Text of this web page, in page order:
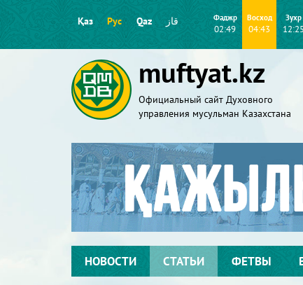
Қаз Рус Qaz قاز Фаджр
02:49
Восход
04:43
Зухр
12:25
muftyat.kz
Официальный сайт Духовного
управления мусульман Казахстана
НОВОСТИ СТАТЬИ ФЕТВЫ